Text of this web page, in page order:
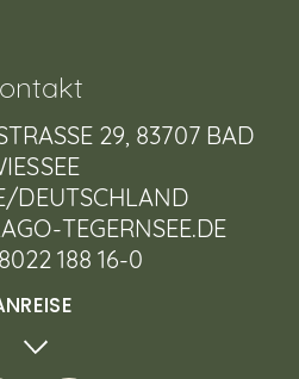
29, 83707 BAD W
DEUTSCHLAND
TEGERNSEE.DE
188 16-0